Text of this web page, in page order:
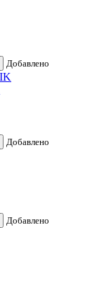
Добавлено
Добавлено
Добавлено